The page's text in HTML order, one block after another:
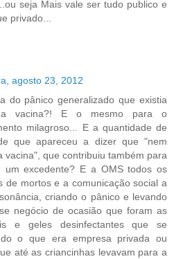
seja Mais vale ser tudo publico e
privado...
agosto 23, 2012
do pânico generalizado que existia
vacina?! E o mesmo para o
milagroso... E a quantidade de
que apareceu a dizer que "nem
vacina", que contribuiu também para
um excedente? E a OMS todos os
de mortos e a comunicação social a
criando o pânico e levando
negócio de ocasião que foram as
e geles desinfectantes que se
o que era empresa privada ou
até as criancinhas levavam para a